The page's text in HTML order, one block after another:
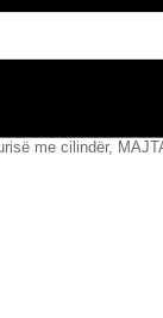
me cilindër,